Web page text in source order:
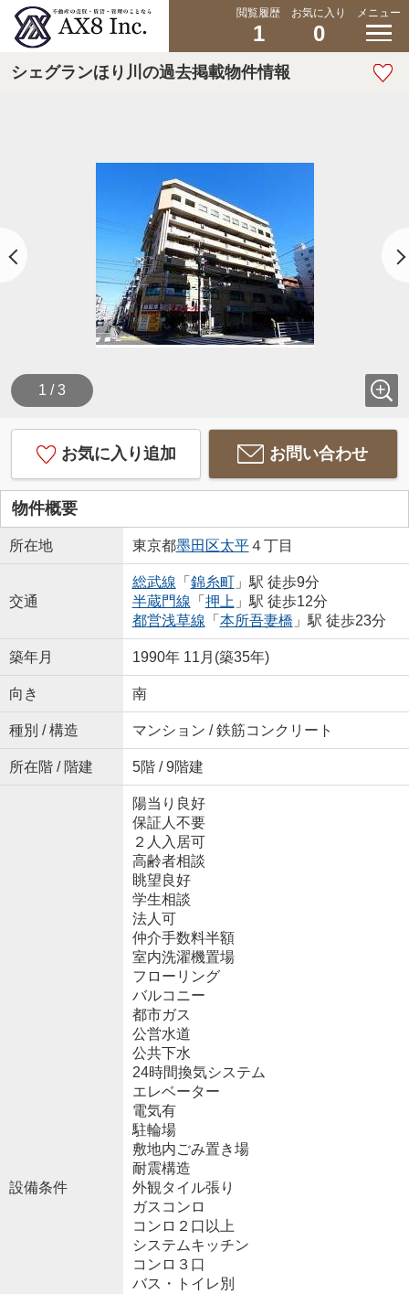
閲覧履歴
1
お気に入り
0
メニュー
シェグランほり川の過去掲載物件情報
1 / 3
お気に入り追加 お問い合わせ
物件概要
所在地 東京都墨田区太平４丁目
交通
総武線 「 錦糸町」駅 徒歩9分
半蔵門線 「 押上 」駅 徒歩12分
都営浅草線 「 本所吾妻橋 」駅 徒歩23分
築年月 1990年 11月(築35年)
向き 南
種別 / 構造 マンション / 鉄筋コンクリート
所在階 / 階建 5階 / 9階建
設備条件
陽当り良好
保証人不要
２人入居可
高齢者相談
眺望良好
学生相談
法人可
仲介手数料半額
室内洗濯機置場
フローリング
バルコニー
都市ガス
公営水道
公共下水
24時間換気システム
エレベーター
電気有
駐輪場
敷地内ごみ置き場
耐震構造
外観タイル張り
ガスコンロ
コンロ２口以上
システムキッチン
コンロ３口
バス・トイレ別